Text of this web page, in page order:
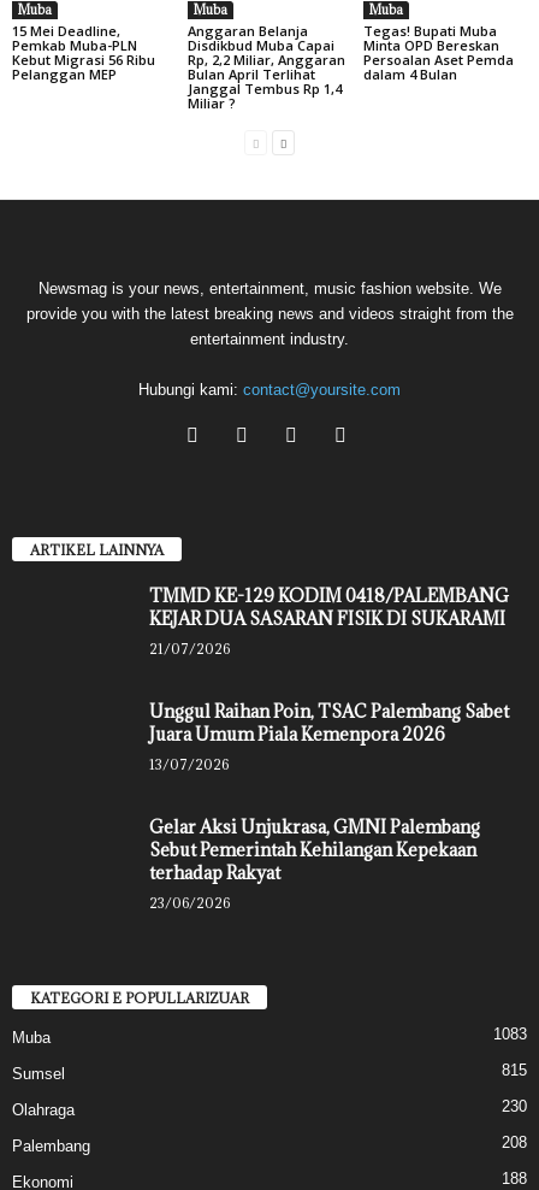
Muba
15 Mei Deadline,
Pemkab Muba-PLN
Kebut Migrasi 56 Ribu
Pelanggan MEP
Muba
Anggaran Belanja
Disdikbud Muba Capai
Rp, 2,2 Miliar, Anggaran
Bulan April Terlihat
Janggal Tembus Rp 1,4
Miliar ?
Muba
Tegas! Bupati Muba
Minta OPD Bereskan
Persoalan Aset Pemda
dalam 4 Bulan
Newsmag is your news, entertainment, music fashion website. We
provide you with the latest breaking news and videos straight from the
entertainment industry.
Hubungi kami: contact@yoursite.com
ARTIKEL LAINNYA
TMMD KE-129 KODIM 0418/PALEMBANG
KEJAR DUA SASARAN FISIK DI SUKARAMI
21/07/2026
Unggul Raihan Poin, TSAC Palembang Sabet
Juara Umum Piala Kemenpora 2026
13/07/2026
Gelar Aksi Unjukrasa, GMNI Palembang
Sebut Pemerintah Kehilangan Kepekaan
terhadap Rakyat
23/06/2026
KATEGORI E POPULLARIZUAR
Muba 1083
Sumsel 815
Olahraga 230
Palembang 208
Ekonomi 188